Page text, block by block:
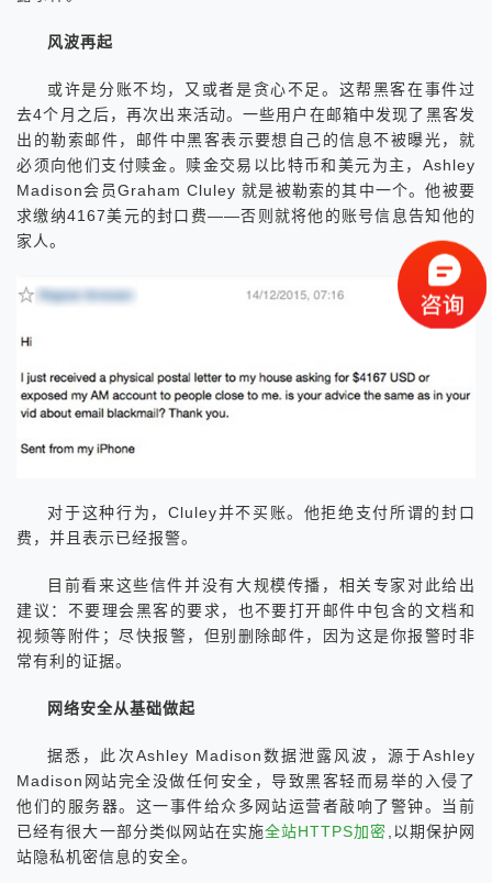
风波再起
或许是分账不均，又或者是贪心不足。这帮黑客在事件过
去4个月之后，再次出来活动。一些用户在邮箱中发现了黑客发
出的勒索邮件，邮件中黑客表示要想自己的信息不被曝光，就
必须向他们支付赎金。赎金交易以比特币和美元为主，Ashley
Madison会员Graham Cluley 就是被勒索的其中一个。他被要
求缴纳4167美元的封口费——否则就将他的账号信息告知他的
家人。
对于这种行为，Cluley并不买账。他拒绝支付所谓的封口
费，并且表示已经报警。
目前看来这些信件并没有大规模传播，相关专家对此给出
建议：不要理会黑客的要求，也不要打开邮件中包含的文档和
视频等附件；尽快报警，但别删除邮件，因为这是你报警时非
常有利的证据。
网络安全从基础做起
据悉，此次Ashley Madison数据泄露风波，源于Ashley
Madison网站完全没做任何安全，导致黑客轻而易举的入侵了
他们的服务器。这一事件给众多网站运营者敲响了警钟。当前
已经有很大一部分类似网站在实施全站HTTPS加密 ,以期保护网
站隐私机密信息的安全。